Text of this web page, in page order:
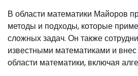
В области математики Майоров
методы и подходы, которые
сложных задач. Он также
известными математиками и
области математики, включая